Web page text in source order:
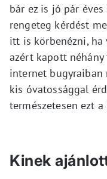
bár ez is jó pár
rengeteg kérdést
itt is körbenézni,
azért kapott
internet bugyraiban
kis óvatossággal
természetesen ezt
Kinek